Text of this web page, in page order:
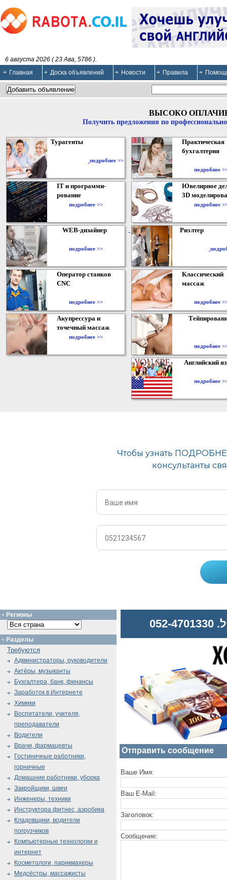
6 августа 2026 ( 23 Ава, 5786 ).
Главная
Доска объявлений Новости Правила
ВЫСОКО
Получить предложения по
Турагенты
подробнее >>
Практическая
бухгалтерия
подробнее
IT и программи-
рование
подробнее >>
Ювелирное
3D
подробнее
WEB-дизайнер
подробнее >>
Риэлтер
Оператор станков
CNC
подробнее >>
Классический
массаж
подробнее
Акупрессура и
точечный массаж
подробнее >>
подробнее
Английский
подробнее
Отправить сообщение
Ваше Имя:
Ваш E-Mail:
Заголовок:
Сообщение:
Регионы
Разделы
Требуются
Администраторы, руководители
Актёры, музыканты
Бухгалтера, банк, финансы
Заработок в Интернете
Химики
Воспитатели, учителя,
преподаватели
Водители
Врачи, фармацевты
Гостиничные работники,
горничные
Домашние работники, уборка
Закройщики, швеи
Инженеры, техники
Инструктора фитнес, аэробика
Кладовщики, водители
погрузчиков
Компьютерные технологии и
интернет
Косметологи, парикмахеры
Медсёстры, массажисты